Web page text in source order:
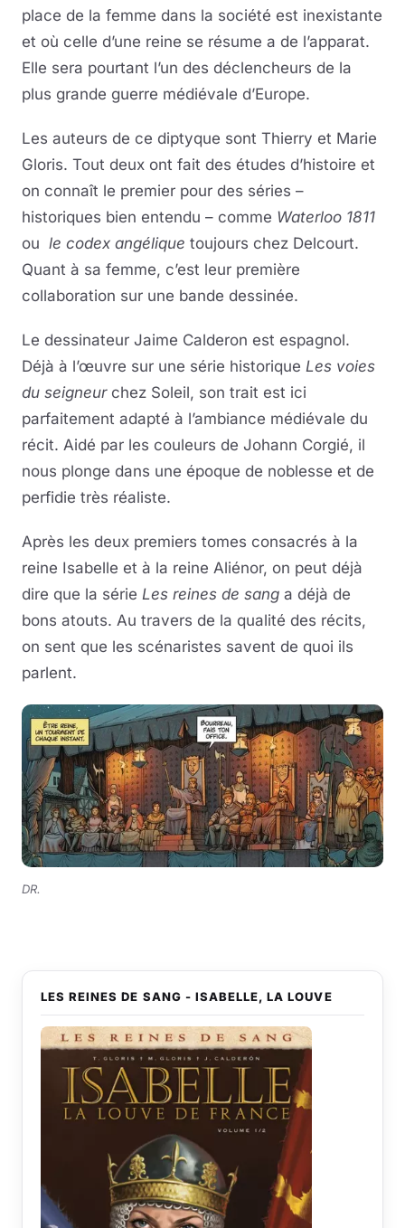
place de la femme dans la société est inexistante
et où celle d’une reine se résume a de l’apparat.
Elle sera pourtant l’un des déclencheurs de la
plus grande guerre médiévale d’Europe.
Les auteurs de ce diptyque sont Thierry et Marie
Gloris. Tout deux ont fait des études d’histoire et
on connaît le premier pour des séries –
historiques bien entendu – comme Waterloo 1811
ou le codex angélique toujours chez Delcourt.
Quant à sa femme, c’est leur première
collaboration sur une bande dessinée.
Le dessinateur Jaime Calderon est espagnol.
Déjà à l’œuvre sur une série historique Les voies
du seigneurchez Soleil, son trait est ici
parfaitement adapté à l’ambiance médiévale du
récit. Aidé par les couleurs de Johann Corgié, il
nous plonge dans une époque de noblesse et de
perfidie très réaliste.
Après les deux premiers tomes consacrés à la
reine Isabelle et à la reine Aliénor, on peut déjà
dire que la série Les reines de sang a déjà de
bons atouts. Au travers de la qualité des récits,
on sent que les scénaristes savent de quoi ils
parlent.
DR.
LES REINES DE SANG - ISABELLE, LA LOUVE